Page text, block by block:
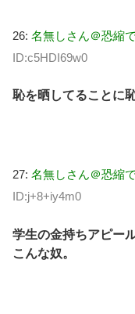
26: 名無しさん＠恐縮
ID:c5HDI69w0
恥を晒してることに
27: 名無しさん＠恐縮
ID:j+8+iy4m0
学生の金持ちアピー
こんな奴。